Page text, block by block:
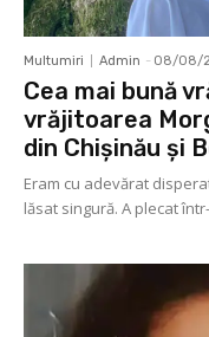
Multumiri Admin - 08/08/
Cea mai bună
vrăjitoarea
din Chișinău și
Eram cu adevărat
lăsat singură. A plecat